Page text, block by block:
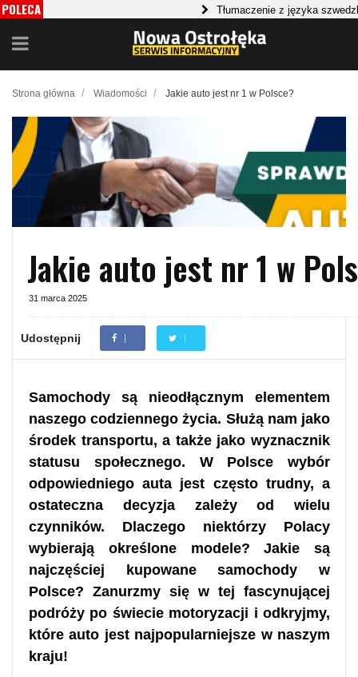
POLECA
Tłumaczenie z języka szwedzkiego
Planowanie systemu nawadniania
Strona główna / Wiadomości / Jakie auto jest nr 1 w Polsce?
Jakie auto jest nr 1 w
31 marca 2025
Udostępnij
Samochody są nieodłącznym elementem
naszego codziennego życia. Służą nam jako
środek transportu, a także jako wyznacznik
statusu społecznego. W Polsce wybór
odpowiedniego auta jest często trudny, a
ostateczna decyzja zależy od wielu
czynników. Dlaczego niektórzy Polacy
wybierają określone modele? Jakie są
najczęściej kupowane samochody w
Polsce? Zanurzmy się w tej fascynującej
podróży po świecie motoryzacji i odkryjmy,
które auto jest najpopularniejsze w naszym
kraju!